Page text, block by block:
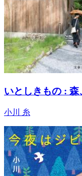
いとしきもの :
小川 糸